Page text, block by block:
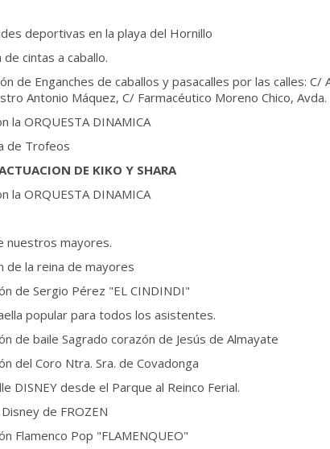
deportivas en la playa del Hornillo
cintas a caballo.
de Enganches de caballos y pasacalles por las calles: C/
Antonio Máquez, C/ Farmacéutico Moreno Chico,
la ORQUESTA DINAMICA
de Trofeos
DE KIKO Y SHARA
la ORQUESTA DINAMICA
nuestros mayores.
de la reina de mayores
de Sergio Pérez "EL CINDINDI"
popular para todos los asistentes.
de baile Sagrado corazón de Jesús de Almayate
del Coro Ntra. Sra. de Covadonga
DISNEY desde el Parque al Reinco Ferial.
de FROZEN
Flamenco Pop "FLAMENQUEO"